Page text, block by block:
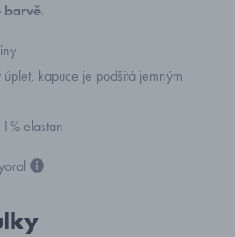
barvě.
kapuce je podšitá jemným
elastan